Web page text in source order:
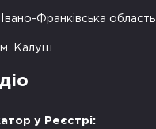
Франківська область
м. Калуш
у Реєстрі: